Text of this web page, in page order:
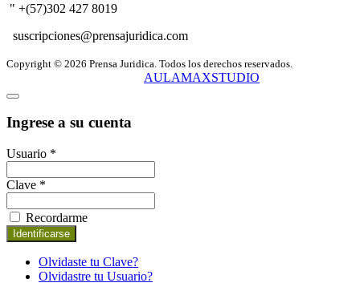
" +(57)302 427 8019
suscripciones@prensajuridica.com
Copyright © 2026 Prensa Juridica. Todos los derechos reservados.
AULAMAXSTUDIO
Ingrese a su cuenta
Usuario *
Clave *
Recordarme
Olvidaste tu Clave?
Olvidastre tu Usuario?